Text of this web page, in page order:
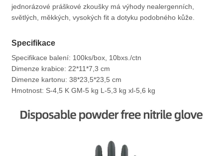
jednorázové práškové zkoušky má výhody nealergenních,
světlých, měkkých, vysokých fit a dotyku podobného kůže.
Specifikace
Specifikace balení: 100ks/box, 10bxs./ctn
Dimenze krabice: 22*11*7,3 cm
Dimenze kartonu: 38*23,5*23,5 cm
Hmotnost: S-4,5 K GM-5 kg ​​L-5,3 kg xl-5,6 kg